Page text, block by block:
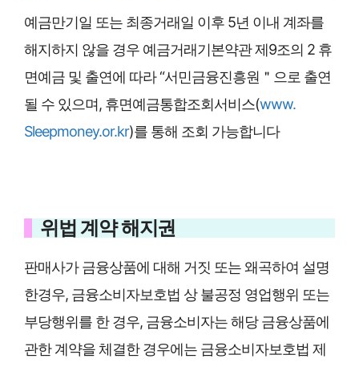
예금만기일 또는 최종거래일 이후 5년 이내 계좌를
해지하지 않을 경우 예금거래기본약관 제9조의 2 휴
면예금 및 출연에 따라 “서민금융진흥원＂으로 출연
될 수 있으며, 휴면예금통합조회서비스(www.
Sleepmoney.or.kr)를 통해 조회 가능합니다
위법 계약 해지권
판매사가 금융상품에 대해 거짓 또는 왜곡하여 설명
한경우, 금융소비자보호법 상 불공정 영업행위 또는
부당행위를 한 경우, 금융소비자는 해당 금융상품에
관한 계약을 체결한 경우에는 금융소비자보호법 제